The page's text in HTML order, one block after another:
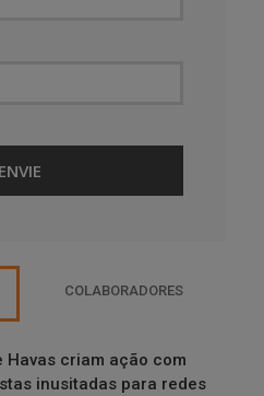
COLABORADORES
Havas criam ação com
inusitadas para redes